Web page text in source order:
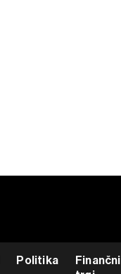
Politika
Finančni